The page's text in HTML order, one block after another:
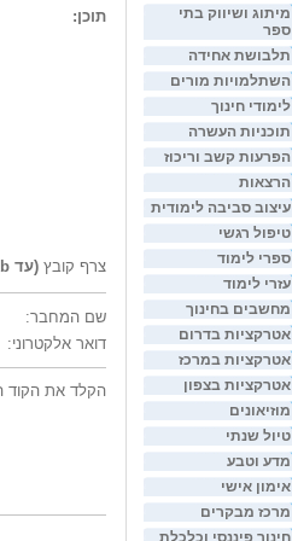
מיתוג ושיווק בתי
ספר
תלבושת אחידה
השתלמויות מורים
לימודי חינוך
תוכניות העשרה
הפרעות קשב וריכוז
הרצאות
עיצוב סביבה לימודית
טיפול רגשי
ספרי לימוד
עזרי לימוד
מחשבים בחינוך
אטרקציות בדרום
אטרקציות במרכז
אטרקציות בצפון
מוזיאונים
טיול שנתי
מדע וטבע
אימון אישי
מרכז מבקרים
חינוך פיננסי וכלכלת
תוכן:
צרף קובץ(עד 200kb)
שם המחבר:
דואר אלקטרוני:
הקלד את הקוד